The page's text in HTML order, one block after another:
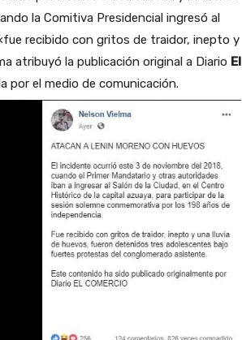
la Comitiva Presidencial ingresó al
recibido con gritos de traidor, inepto y
atribuyó la publicación original a Diario El
por el medio de comunicación.